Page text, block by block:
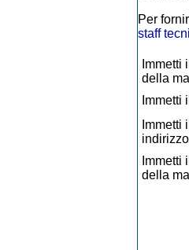
Per
staff
Immetti
della
Immetti
Immetti
Immetti
della